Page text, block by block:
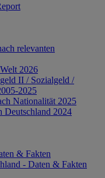
relevanten
2026
II / Sozialgeld /
2025
Nationalität 2025
Deutschland 2024
& Fakten
- Daten & Fakten